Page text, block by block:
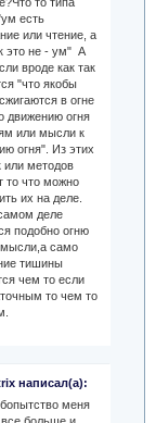
есть
или чтение, а
это не - ум" А
вроде как так
"что якобы
в огне
движению огня
или мысли к
огня". Из этих
или методов
то что можно
их на деле.
деле
подобно огню
мысли,а само
тишины
чем то если
то чем то
написал(а):
меня